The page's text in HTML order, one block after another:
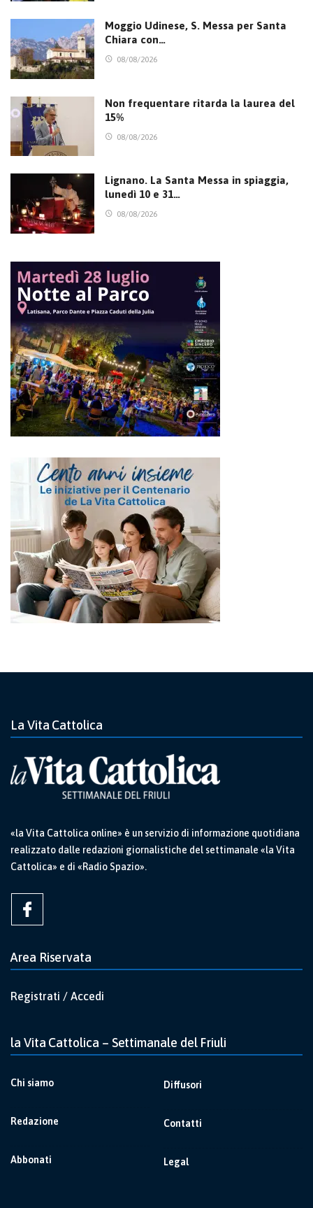
Moggio Udinese, S. Messa per Santa
Chiara con…
08/08/2026
Non frequentare ritarda la laurea del
15%
08/08/2026
Lignano. La Santa Messa in spiaggia,
lunedì 10 e 31…
08/08/2026
La Vita Cattolica
«la Vita Cattolica online» è un servizio di informazione quotidiana
realizzato dalle redazioni giornalistiche del settimanale «la Vita
Cattolica» e di «Radio Spazio».
Area Riservata
Registrati / Accedi
la Vita Cattolica – Settimanale del Friuli
Chi siamo
Redazione
Abbonati
Diffusori
Contatti
Legal